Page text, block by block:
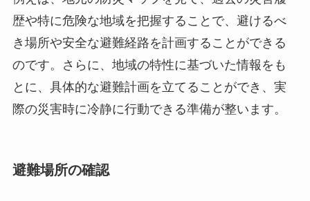
歴や特に危険な地域を把握することで、避けるべ
き場所や安全な避難経路を計画することができる
のです。さらに、地域の特性に基づいた情報をも
とに、具体的な避難計画を立てることができ、実
際の災害時に冷静に行動できる準備が整います。
避難場所の確認